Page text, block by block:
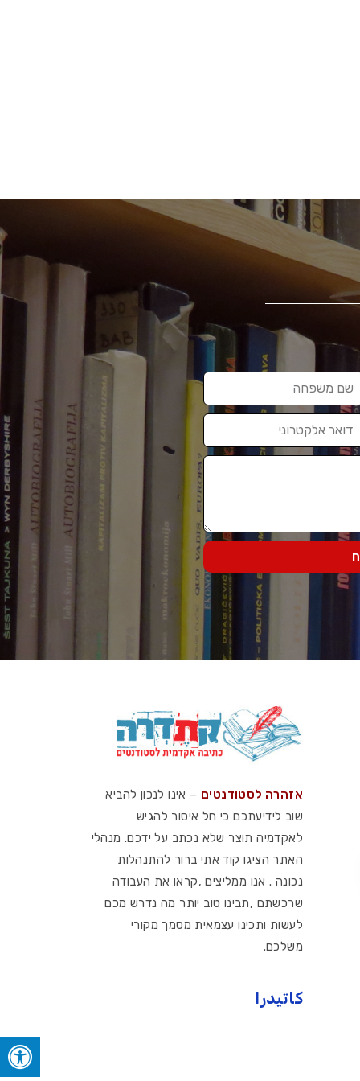
אזהרה לסטודנטים – אינו לנכון להביא
שוב לידיעתכם כי חל איסור להגיש
לאקדמיה תוצר שלא נכתב על ידכם. מנהלי
האתר הציגו קוד אתי ברור להתנהלות
נכונה . אנו ממליצים ,קראו את העבודה
שרכשתם ,תבינו טוב יותר מה נדרש מכם
לעשות ותכינו עצמאית מסמך מקורי
משלכם.
كاتيدرا